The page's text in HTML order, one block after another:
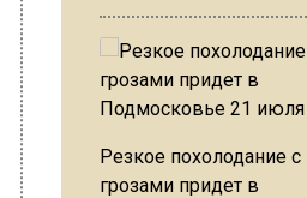
Резкое похолодание с
грозами придет в